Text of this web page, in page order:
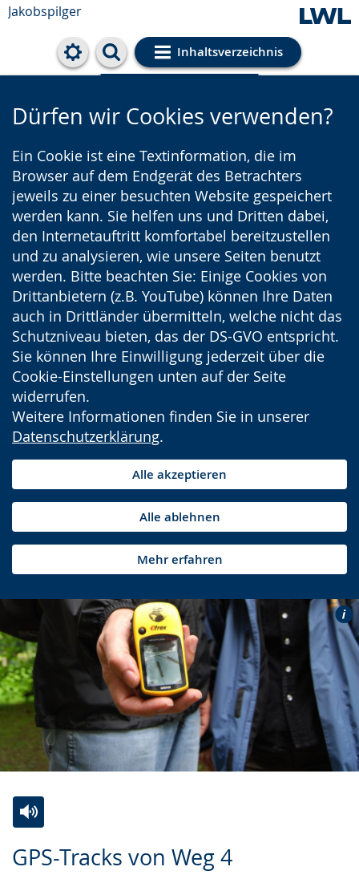
Jakobspilger
Inhaltsverzeichnis
Cookie-Einstellungen
Dürfen wir Cookies verwenden?
Ein Cookie ist eine Textinformation, die im
Browser auf dem Endgerät des Betrachters
jeweils zu einer besuchten Website gespeichert
werden kann. Sie helfen uns und Dritten dabei,
den Internetauftritt komfortabel bereitzustellen
und zu analysieren, wie unsere Seiten benutzt
werden. Bitte beachten Sie: Einige Cookies von
Drittanbietern (z.B. YouTube) können Ihre Daten
auch in Drittländer übermitteln, welche nicht das
Schutzniveau bieten, das der DS-GVO entspricht.
Sie können Ihre Einwilligung jederzeit über die
Cookie-Einstellungen unten auf der Seite
widerrufen.
Weitere Informationen finden Sie in unserer
Datenschutzerklärung.
Alle akzeptieren
Alle ablehnen
Mehr erfahren
GPS-Tracks von Weg 4
u
k
i